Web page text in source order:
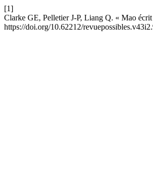
[1]
Clarke GE, Pelletier J-P, Liang Q. « Mao
https://doi.org/10.62212/